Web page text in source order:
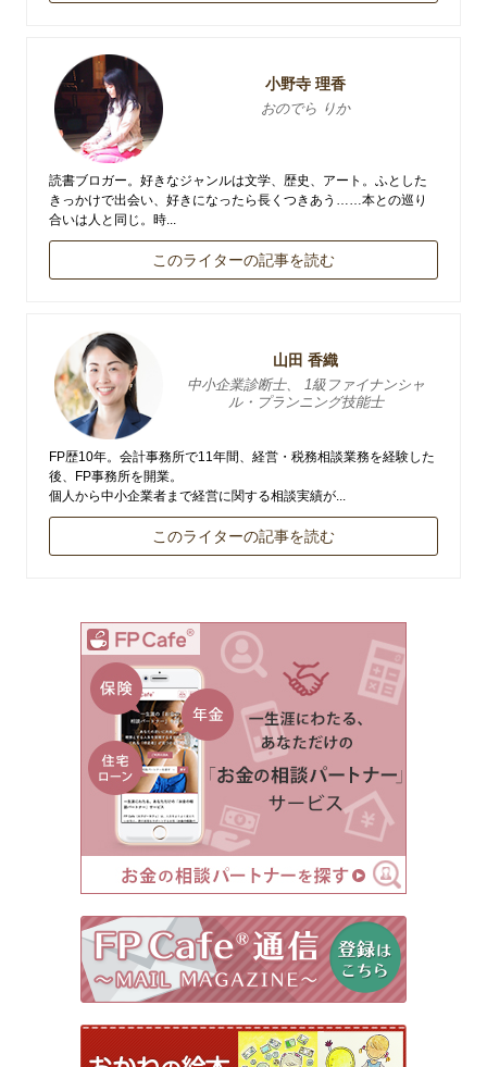
小野寺 理香
おのでら りか
読書ブロガー。好きなジャンルは文学、歴史、アート。ふとした
きっかけで出会い、好きになったら長くつきあう……本との巡り
合いは人と同じ。時...
このライターの記事を読む
山田 香織
中小企業診断士、 1級ファイナンシャ
ル・プランニング技能士
FP歴10年。会計事務所で11年間、経営・税務相談業務を経験した
後、FP事務所を開業。
個人から中小企業者まで経営に関する相談実績が...
このライターの記事を読む